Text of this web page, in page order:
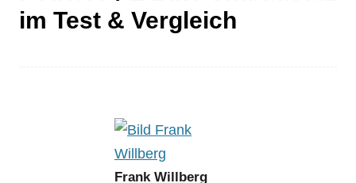
im Test & Vergleich
Frank Willberg